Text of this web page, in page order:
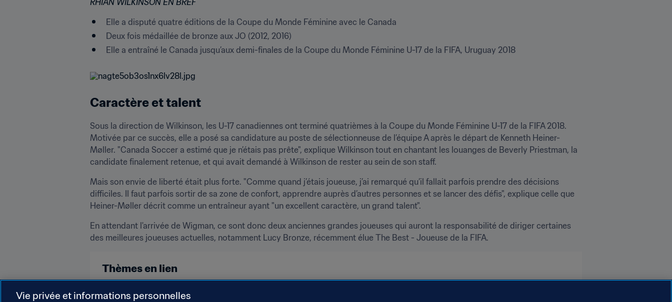
Elle a disputé quatre éditions de la Coupe du Monde Féminine avec le Canada
Deux fois médaillée de bronze aux JO (2012, 2016)
Elle a entraîné le Canada jusqu’aux demi-finales de la Coupe du Monde Féminine U-17 de la FIFA, Uruguay 2018
Caractère et talent
Sous la direction de Wilkinson, les U-17 canadiennes ont terminé quatrièmes à la Coupe du Monde Féminine U-17 de la FIFA 2018.
Motivée par ce succès, elle a posé sa candidature au poste de sélectionneuse de l’équipe A après le départ de Kenneth Heiner-
Møller. "Canada Soccer a estimé que je n’étais pas prête", explique Wilkinson tout en chantant les louanges de Beverly Priestman, la
candidate finalement retenue, et qui avait demandé à Wilkinson de rester au sein de son staff.
Mais son envie de liberté était plus forte. "Comme quand j’étais joueuse, j’ai remarqué qu’il fallait parfois prendre des décisions
difficiles. Il faut parfois sortir de sa zone de confort, apprendre auprès d’autres personnes et se lancer des défis", explique celle que
Heiner-Møller décrit comme un entraîneur ayant "un excellent caractère, un grand talent".
En attendant l'arrivée de Wigman, ce sont donc deux anciennes grandes joueuses qui auront la responsabilité de diriger certaines
des meilleures joueuses actuelles, notamment Lucy Bronze, récemment élue The Best - Joueuse de la FIFA.
Thèmes en lien
England Canada Norway
Vie privée et informations personnelles